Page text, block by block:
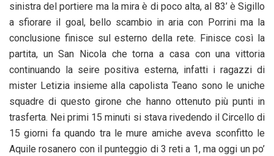
sinistra del portiere ma la mira è di poco alta, al 83’ è Sigillo
a sfiorare il goal, bello scambio in aria con Porrini ma la
conclusione finisce sul esterno della rete. Finisce così la
partita, un San Nicola che torna a casa con una vittoria
continuando la seire positiva esterna, infatti i ragazzi di
mister Letizia insieme alla capolista Teano sono le uniche
squadre di questo girone che hanno ottenuto più punti in
trasferta. Nei primi 15 minuti si stava rivedendo il Circello di
15 giorni fa quando tra le mure amiche aveva sconfitto le
Aquile rosanero con il punteggio di 3 reti a 1, ma oggi un po’